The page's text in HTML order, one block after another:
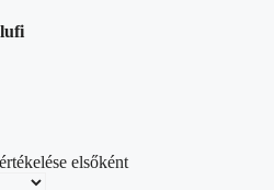
elsőként